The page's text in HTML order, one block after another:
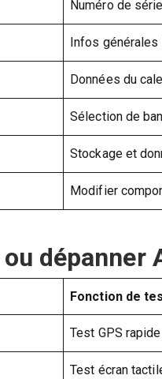
Numéro de
Infos générales
Données du
Sélection de
Stockage et
Modifier
dépanner
Fonction de
Test GPS rapide
Test écran